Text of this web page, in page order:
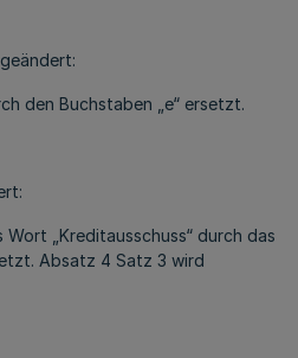
den Buchstaben „e“ ersetzt.
„Kreditausschuss“ durch das
Absatz 4 Satz 3 wird